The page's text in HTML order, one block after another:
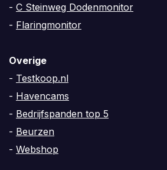
- C Steinweg Dodenmonitor
- Flaringmonitor
Overige
- Testkoop.nl
- Havencams
- Bedrijfspanden top 5
- Beurzen
- Webshop